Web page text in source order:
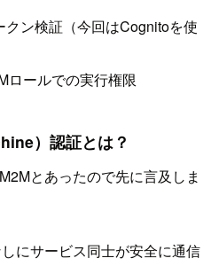
ン検証（今回はCognitoを使
ールでの実行権限
）認証とは？
とあったので先に言及しま
にサービス同士が安全に通信